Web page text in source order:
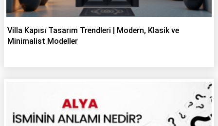
Villa Kapısı Tasarım Trendleri | Modern, Klasik ve
Minimalist Modeller